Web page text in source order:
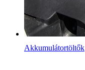
Akkumulátortöltők